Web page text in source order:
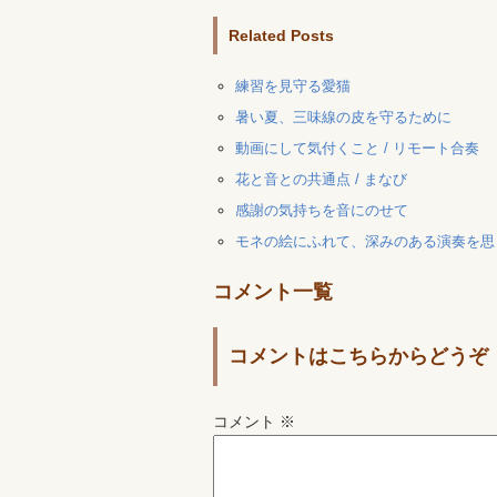
Related Posts
練習を見守る愛猫
暑い夏、三味線の皮を守るために
動画にして気付くこと / リモート合奏
花と音との共通点 / まなび
感謝の気持ちを音にのせて
モネの絵にふれて、深みのある演奏を
コメント一覧
コメントはこちらからどうぞ
コメント ※